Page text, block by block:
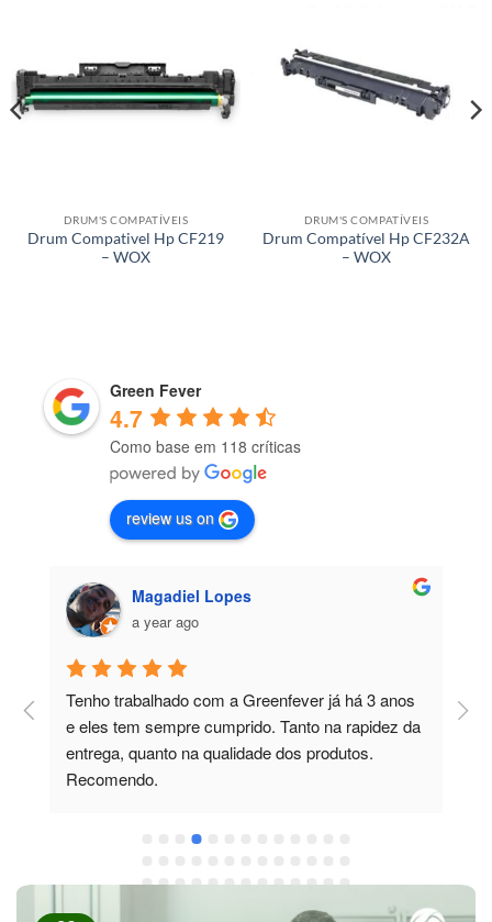
DRUM'S COMPATÍVEIS
Drum Compativel Hp CF219
– WOX
DRUM'S COMPATÍVEIS
Drum Compatível Hp CF232A
– WOX
Green Fever
4.7
Como base em 118 críticas
review us on
Magadiel Lopes
a year ago
Tenho trabalhado com a Greenfever já há 3 anos
e eles tem sempre cumprido. Tanto na rapidez da
entrega, quanto na qualidade dos produtos.
Recomendo.
Tinha
monitor
recorrer.